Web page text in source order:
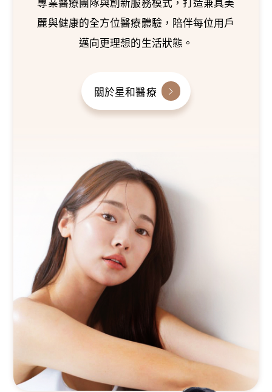
專業醫療團隊與創新服務模式，打造兼具美
麗與健康的全方位醫療體驗，陪伴每位用戶
邁向更理想的生活狀態。
關於星和醫療